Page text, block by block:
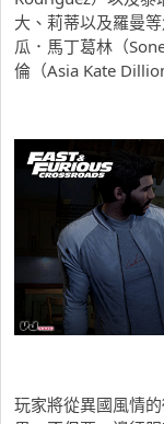
大、莉蒂以及羅曼
瓜．馬丁葛林（
倫（Asia Kate
玩家將從異國風情